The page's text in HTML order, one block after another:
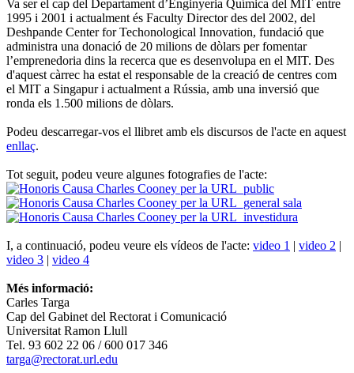
Va ser el cap del Departament d’Enginyeria Química del MIT entre
1995 i 2001 i actualment és Faculty Director des del 2002, del
Deshpande Center for Techonological Innovation, fundació que
administra una donació de 20 milions de dòlars per fomentar
l’emprenedoria dins la recerca que es desenvolupa en el MIT. Des
d'aquest càrrec ha estat el responsable de la creació de centres com
el MIT a Singapur i actualment a Rússia, amb una inversió que
ronda els 1.500 milions de dòlars.
Podeu descarregar-vos el llibret amb els discursos de l'acte en aquest
enllaç.
Tot seguit, podeu veure algunes fotografies de l'acte:
I, a continuació, podeu veure els vídeos de l'acte: video 1 | video 2 |
video 3 | video 4
Més informació:
Carles Targa
Cap del Gabinet del Rectorat i Comunicació
Universitat Ramon Llull
Tel. 93 602 22 06 / 600 017 346
targa@rectorat.url.edu